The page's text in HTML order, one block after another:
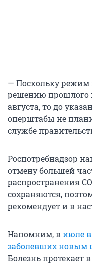
— Поскольку режим
решению прошлого
августа, то до
оперштабы не
службе
Роспотребнадзор
отмену большей
распространения
сохраняются,
рекомендует и в
Напомним, виюле
заболевших
Болезнь протекает